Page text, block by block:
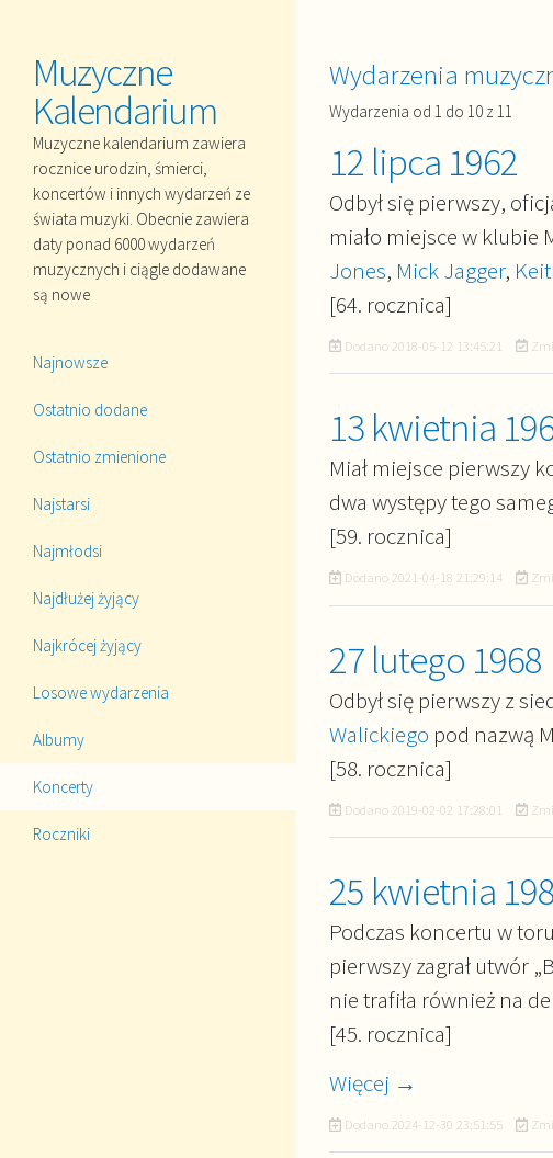
Muzyczne
Kalendarium
Muzyczne kalendarium zawiera
rocznice urodzin, śmierci,
koncertów i innych wydarzeń ze
świata muzyki. Obecnie zawiera
daty ponad 6000 wydarzeń
muzycznych i ciągle dodawane
są nowe
Najnowsze
Ostatnio dodane
Ostatnio zmienione
Najstarsi
Najmłodsi
Najdłużej żyjący
Najkrócej żyjący
Losowe wydarzenia
Albumy
Koncerty
Roczniki
Wydarzenia
Wydarzenia od 1 do 10 z 11
12 lipca 1962
Odbył się pierwszy,
miało miejsce w klubie
Jones, Mick Jagger,
[64. rocznica]
Dodano 2018-05-12 13:45:21
13 kwietnia
Miał miejsce pierwszy
dwa występy tego
[59. rocznica]
Dodano2021-04-18 21:29:14
27 lutego 1968
Odbył się pierwszy z
Walickiego pod nazwą
[58. rocznica]
Dodano 2019-02-02 17:28:01
25 kwietnia
Podczas koncertu w
pierwszy zagrał utwór
nie trafiła również na
[45. rocznica]
Więcej →
Dodano2024-12-30 23:51:55